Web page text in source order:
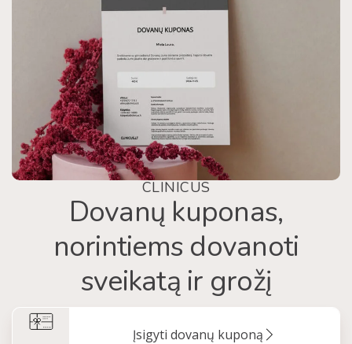
CLINICUS
Dovanų kuponas,
norintiems dovanoti
sveikatą ir grožį
Įsigyti dovanų kuponą